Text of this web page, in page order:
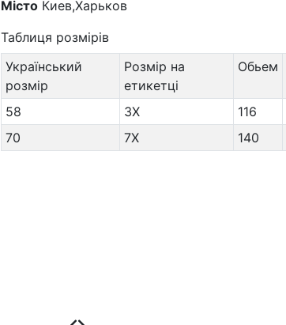
Місто Киев,Харьков
Таблиця розмірів
Український
розмір
Розмір на
етикетці
Обьем
58 3X 116
70
7X 140